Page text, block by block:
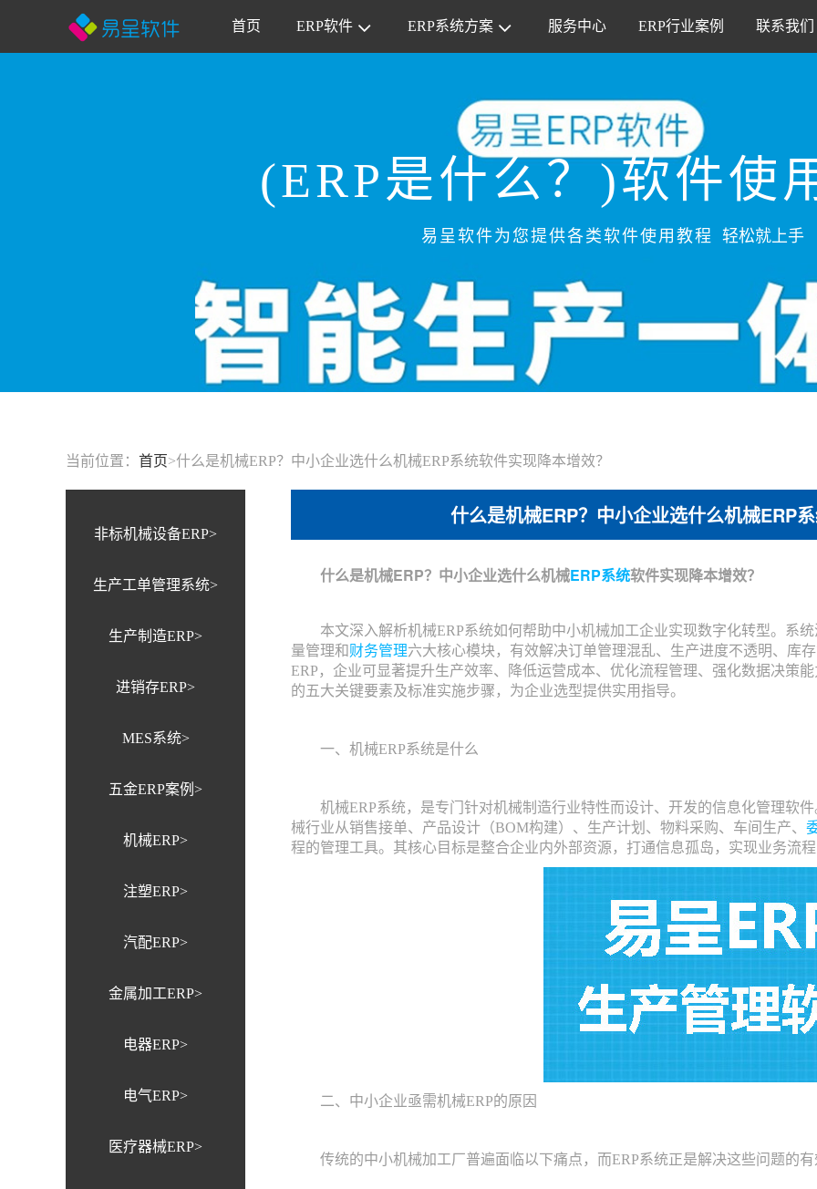
首页 ERP软件 ERP系统方案 服务中心 ERP行业案例 联系我们
(ERP是什么？)软件使
易呈软件为您提供各类软件使用教程 轻松就上手
当前位置： 首页>什么是机械ERP？中小企业选什么机械ERP系统软件实现降本增效？
非标机械设备ERP>
生产工单管理系统>
生产制造ERP>
进销存ERP>
MES系统>
五金ERP案例>
机械ERP>
注塑ERP>
汽配ERP>
金属加工ERP>
电器ERP>
电气ERP>
医疗器械ERP>
什么是机械ERP？中小企业选什么机械ERP
什么是机械ERP？中小企业选什么机械ERP系统软件实现降本增效？
本文深入解析机械ERP系统如何帮助中小机械加工企业实现数字化转型。系统
量管理和 财务管理六大核心模块，有效解决订单管理混乱、生产进度不透明、库
ERP，企业可显著提升生产效率、降低运营成本、优化流程管理、强化数据决策
的五大关键要素及标准实施步骤，为企业选型提供实用指导。
一、机械ERP系统是什么
机械ERP系统，是专门针对机械制造行业特性而设计、开发的信息化管理软件
械行业从销售接单、产品设计（BOM构建）、生产计划、物料采购、车间生产、
程的管理工具。其核心目标是整合企业内外部资源，打通信息孤岛，实现业务流
二、中小企业亟需机械ERP的原因
传统的中小机械加工厂普遍面临以下痛点，而ERP系统正是解决这些问题的有